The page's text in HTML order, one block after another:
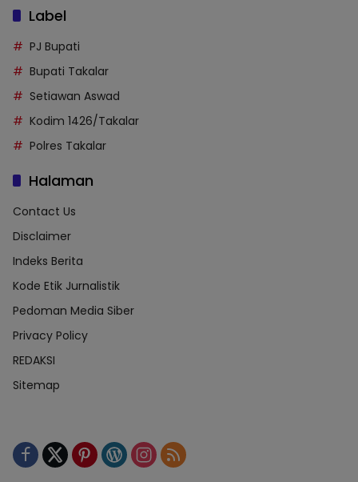
Label
PJ Bupati
Bupati Takalar
Setiawan Aswad
Kodim 1426/Takalar
Polres Takalar
Halaman
Contact Us
Disclaimer
Indeks Berita
Kode Etik Jurnalistik
Pedoman Media Siber
Privacy Policy
REDAKSI
Sitemap